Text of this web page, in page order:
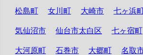
松島町 女川町 大崎市 七ヶ浜
気仙沼市 仙台市太白区 七ヶ宿町
大河原町 石巻市 大郷町 名取